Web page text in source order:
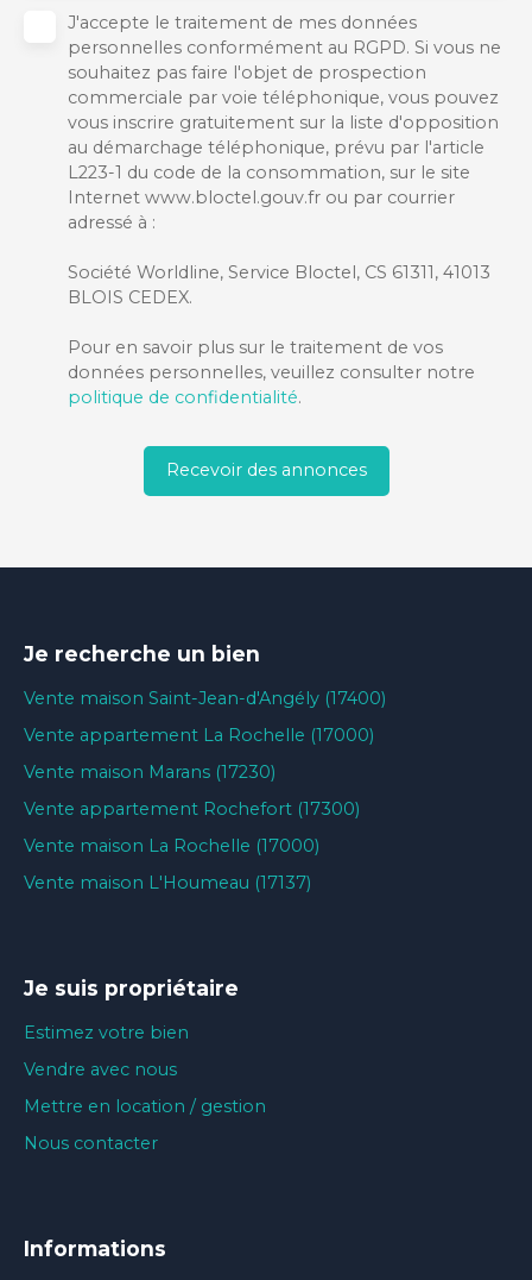
J'accepte le traitement de mes données
personnelles conformément au RGPD. Si vous ne
souhaitez pas faire l'objet de prospection
commerciale par voie téléphonique, vous pouvez
vous inscrire gratuitement sur la liste d'opposition
au démarchage téléphonique, prévu par l'article
L223-1 du code de la consommation, sur le site
Internet www.bloctel.gouv.fr ou par courrier
adressé à :
Société Worldline, Service Bloctel, CS 61311, 41013
BLOIS CEDEX.
Pour en savoir plus sur le traitement de vos
données personnelles, veuillez consulter notre
politique de confidentialité.
Recevoir des annonces
Je recherche un bien
Vente maison Saint-Jean-d'Angély (17400)
Vente appartement La Rochelle (17000)
Vente maison Marans (17230)
Vente appartement Rochefort (17300)
Vente maison La Rochelle (17000)
Vente maison L'Houmeau (17137)
Je suis propriétaire
Estimez votre bien
Vendre avec nous
Mettre en location / gestion
Nous contacter
Informations